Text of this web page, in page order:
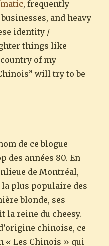
, frequently
businesses, and heavy
identity /
things like
of my
will try to be
de ce blogue
des années 80. En
de Montréal,
plus populaire des
blonde, ses
la reine du cheesy.
chinoise, ce
« Les Chinois » qui